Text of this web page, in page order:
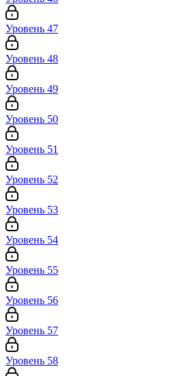
Уровень 47
Уровень 48
Уровень 49
Уровень 50
Уровень 51
Уровень 52
Уровень 53
Уровень 54
Уровень 55
Уровень 56
Уровень 57
Уровень 58